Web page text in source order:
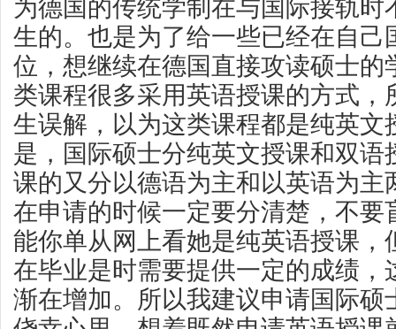
为德国的传统学制在与国际接轨时
生的。也是为了给一些已经在自己
位，想继续在德国直接攻读硕士的
类课程很多采用英语授课的方式，
生误解，以为这类课程都是纯英文
是，国际硕士分纯英文授课和双语
课的又分以德语为主和以英语为主
在申请的时候一定要分清楚，不要
能你单从网上看她是纯英语授课，
在毕业是时需要提供一定的成绩，
渐在增加。所以我建议申请国际硕